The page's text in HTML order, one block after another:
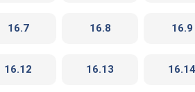
16.7 16.8 16.9
16.12 16.13 16.14